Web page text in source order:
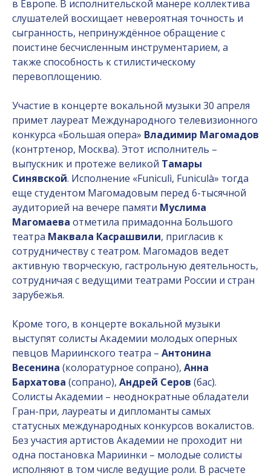
в Европе. В исполнительской манере коллектива
слушателей восхищает невероятная точность и
сыгранность, непринуждённое обращение с
поистине бесчисленным инструментарием, а
также способность к стилистическому
перевоплощению.
Участие в концерте вокальной музыки 30 апреля
примет лауреат Международного телевизионного
конкурса «Большая опера» Владимир Магомадов
(контртенор, Москва). Этот исполнитель –
выпускник и протеже великой Тамары
Синявской. Исполнение «Funiculì, Funiculà» тогда
еще студентом Магомадовым перед 6-тысячной
аудиторией на вечере памяти Муслима
Магомаева отметила примадонна Большого
театра Маквала Касрашвили, пригласив к
сотрудничеству с театром. Магомадов ведет
активную творческую, гастрольную деятельность,
сотрудничая с ведущими театрами России и стран
зарубежья.
Кроме того, в концерте вокальной музыки
выступят солисты Академии молодых оперных
певцов Мариинского театра – Антонина
Весенина (колоратурное сопрано), Анна
Бархатова (сопрано), Андрей Серов (бас).
Солисты Академии – неоднократные обладатели
Гран-при, лауреаты и дипломанты самых
статусных международных конкурсов вокалистов.
Без участия артистов Академии не проходит ни
одна постановка Мариинки – молодые солисты
исполняют в том числе ведущие роли. В расчете